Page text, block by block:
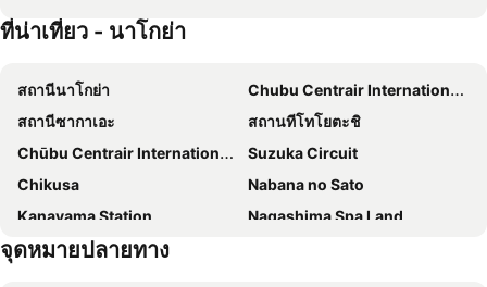
Via Inn Nagoya Shinkansenguchi
hotel androoms Nagoya Sakae
โรงแรมเมย์เทตสึ แกรนด์
Hotel Forza Nagoya Sakae
โรงแรมไดวะ รอยเนต นาโกยา-ชินคันเซนงุชิ
Meitetsu Inn Nagoyaeki Shinkansenguchi
Hotel Mystays Nagoya Nishiki
โรงแรมเรโซล นาโกย่า
Hotel Livemax Nagoya Sakae East
Toyoko Inn Nagoya Meieki Minami
9h nine hours Nagoya station
Nagoya Sakae Washington Hotel Plaza
ที่น่าเที่ยว - นาโกย่า
สถานีนาโกย่า
Chubu Centrair International Airport
สถานีซากาเอะ
สถานทีโทโยตะชิ
Chūbu Centrair International Airport
Suzuka Circuit
Chikusa
Nabana no Sato
Kanayama Station
Nagashima Spa Land
Osukannon Station
จุดหมายปลายทาง